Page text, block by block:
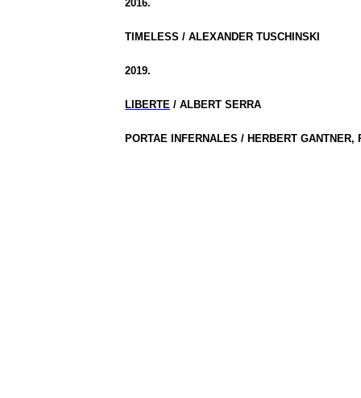
2016.
TIMELESS / ALEXANDER TUSCHINSKI
2019.
LIBERTE / ALBERT SERRA
PORTAE INFERNALES / HERBERT